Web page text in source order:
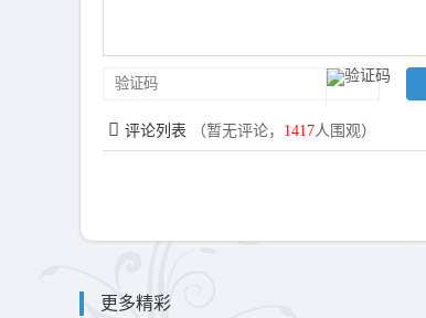
评论列表 （暂无评论， 1417人围观）
更多精彩